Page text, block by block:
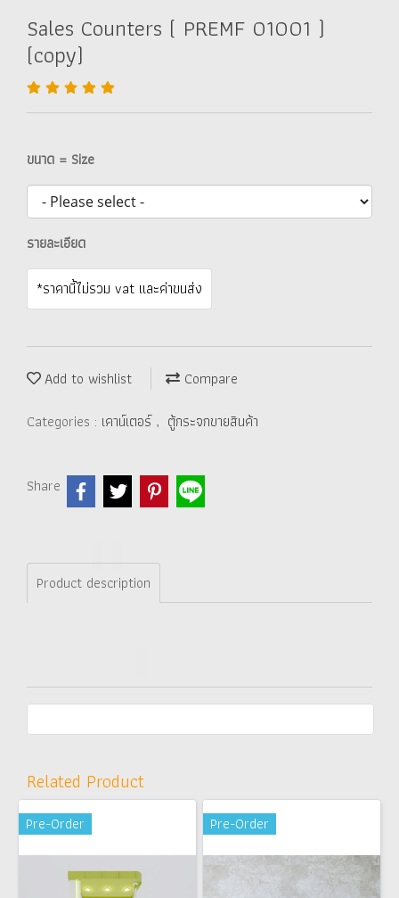
Sales Counters ( PREMF 01001 )
(copy)
ขนาด = Size
รายละเอียด
*ราคานี้ไม่รวม vat และค่าขนส่ง
Add to wishlist
Compare
Categories : เคาน์เตอร์ , ตู้กระจกขายสินค้า
Share
Product description
Related Product
Pre-Order Pre-Order